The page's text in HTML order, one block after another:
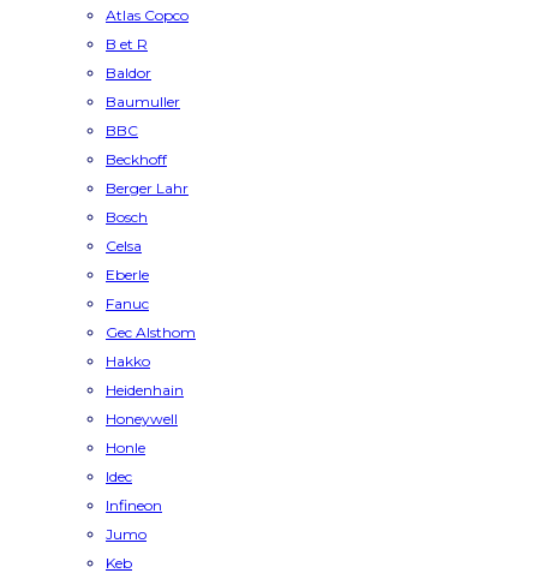
Atlas Copco
B et R
Baldor
Baumuller
BBC
Beckhoff
Berger Lahr
Bosch
Celsa
Eberle
Fanuc
Gec Alsthom
Hakko
Heidenhain
Honeywell
Honle
Idec
Infineon
Jumo
Keb